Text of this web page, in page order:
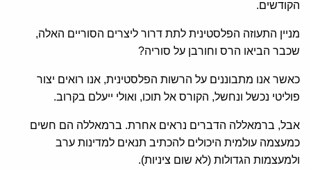
הקודשים.
מניין התעוזה הפלסטינית לתת דרור ליצרים הסוריים האלה,
שכבר הביאו הרס וחורבן על סוריה?
כאשר אנו מתבוננים על הרשות הפלסטינית, אנו רואים יצור
פוליטי נכשל ונחשל, הקורס אל תוכו, ואולי ייעלם בקרוב.
אבל, ברמאללה הדברים נראים אחרת. ברמאללה הם חשים
כמעצמה עולמית היכולים להכתיב תנאים למדינות ערב
ולמעצמות הגדולות (לא שום ציניות).